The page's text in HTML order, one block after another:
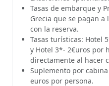
Tasas de embarque y
Grecia que se pagan
con la reserva.
Tasas turísticas: Hotel
y Hotel 3*- 2€uros por
directamente al hacer
Suplemento por
euros por persona.